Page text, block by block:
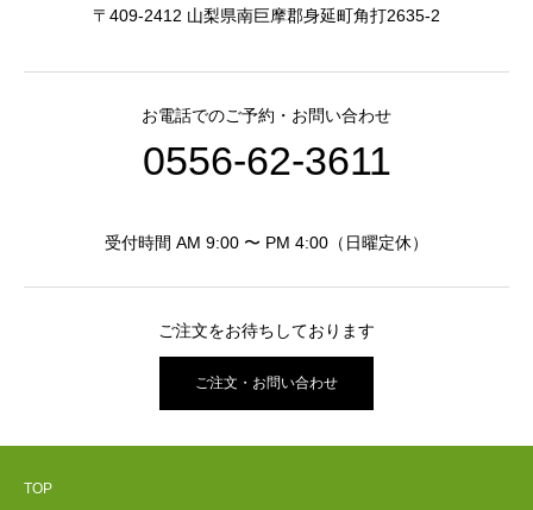
〒409-2412 山梨県南巨摩郡身延町角打2635-2
お電話でのご予約・お問い合わせ
0556-62-3611
受付時間 AM 9:00 〜 PM 4:00（日曜定休）
ご注文をお待ちしております
ご注文・お問い合わせ
TOP